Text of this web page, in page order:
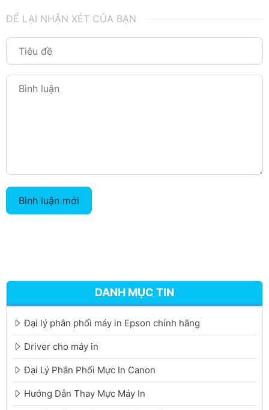
ĐỂ LẠI NHẬN XÉT CỦA BẠN
Bình luận mới
DANH MỤC TIN
Đại lý phân phối máy in Epson chính hãng
Driver cho máy in
Đại Lý Phân Phối Mực In Canon
Hướng Dẫn Thay Mực Máy In